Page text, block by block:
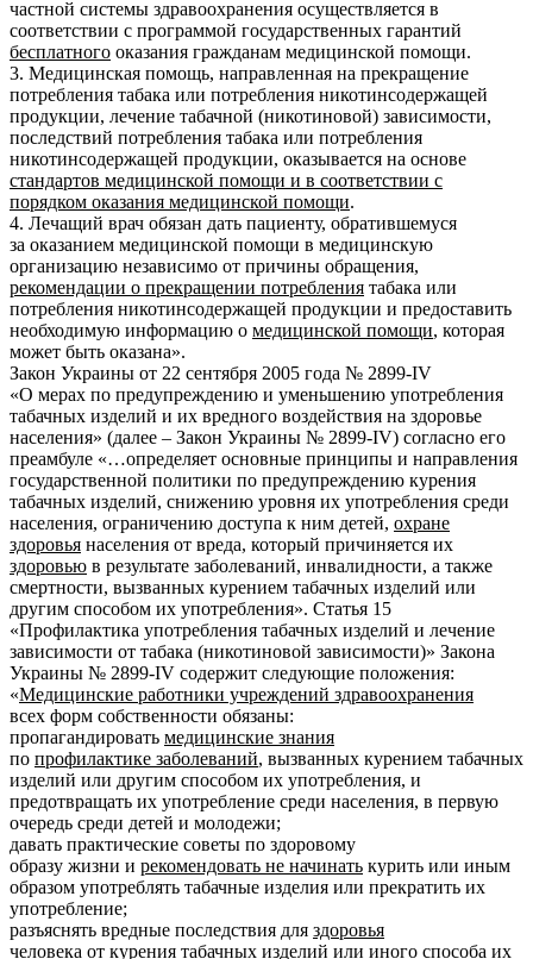
частной системы здравоохранения осуществляется в
соответствии с программой государственных гарантий
бесплатного оказания гражданам медицинской помощи.
3. Медицинская помощь, направленная на прекращение
потребления табака или потребления никотинсодержащей
продукции, лечение табачной (никотиновой) зависимости,
последствий потребления табака или потребления
никотинсодержащей продукции, оказывается на основе
стандартов медицинской помощи и в соответствии с
порядком оказания медицинской помощи.
4. Лечащий врач обязан дать пациенту, обратившемуся
за оказанием медицинской помощи в медицинскую
организацию независимо от причины обращения,
рекомендации о прекращении потребления табака или
потребления никотинсодержащей продукции и предоставить
необходимую информацию о медицинской помощи, которая
может быть оказана».
Закон Украины от 22 сентября 2005 года № 2899-IV
«О мерах по предупреждению и уменьшению употребления
табачных изделий и их вредного воздействия на здоровье
населения» (далее – Закон Украины № 2899-IV) согласно его
преамбуле «…определяет основные принципы и направления
государственной политики по предупреждению курения
табачных изделий, снижению уровня их употребления среди
населения, ограничению доступа к ним детей, охране
здоровья населения от вреда, который причиняется их
здоровью в результате заболеваний, инвалидности, а также
смертности, вызванных курением табачных изделий или
другим способом их употребления». Статья 15
«Профилактика употребления табачных изделий и лечение
зависимости от табака (никотиновой зависимости)» Закона
Украины № 2899-IV содержит следующие положения:
«Медицинские работники учреждений здравоохранения
всех форм собственности обязаны:
пропагандировать медицинские знания
по профилактике заболеваний, вызванных курением табачных
изделий или другим способом их употребления, и
предотвращать их употребление среди населения, в первую
очередь среди детей и молодежи;
давать практические советы по здоровому
образу жизни и рекомендовать не начинать курить или иным
образом употреблять табачные изделия или прекратить их
употребление;
разъяснять вредные последствия для здоровья
человека от курения табачных изделий или иного способа их